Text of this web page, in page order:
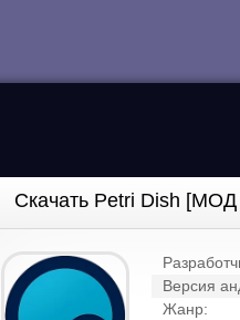
Скачать Petri Dish [МОД
Версия
Жанр: